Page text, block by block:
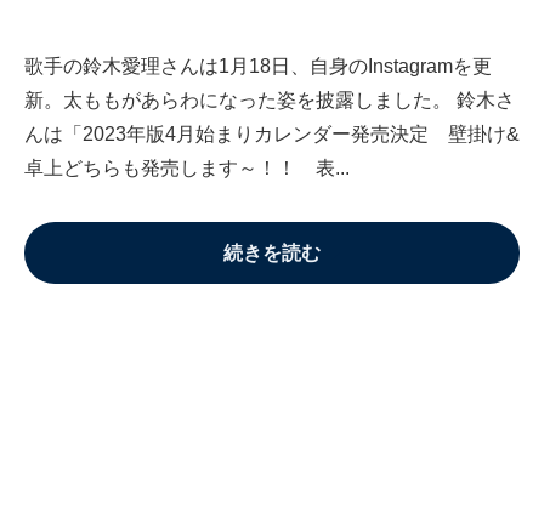
歌手の鈴木愛理さんは1月18日、自身のInstagramを更
新。太ももがあらわになった姿を披露しました。 鈴木さ
んは「2023年版4月始まりカレンダー発売決定 壁掛け&
卓上どちらも発売します～！！ 表...
続きを読む